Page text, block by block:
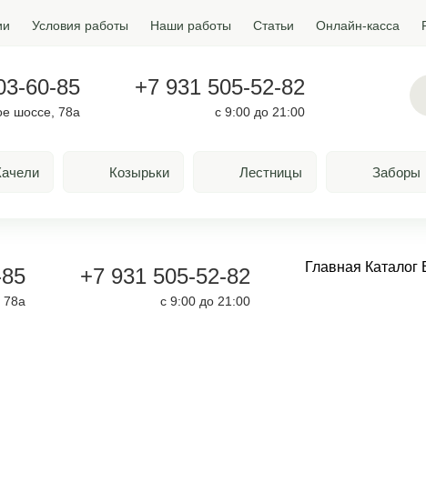
Условия работы Наши работы Статьи Онлайн-касса
60-85
шоссе, 78а
+7 931 505-52-82
с 9:00 до 21:00
Козырьки Лестницы Заборы
78а
+7 931 505-52-82
с 9:00 до 21:00
Главная Каталог